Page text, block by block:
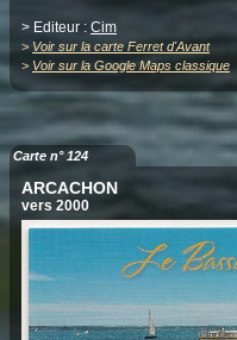
> Editeur : Cim
> Voir sur la carte Ferret d'Avant
> Voir sur la Google Maps classique
Carte n° 124
ARCACHON
vers 2000